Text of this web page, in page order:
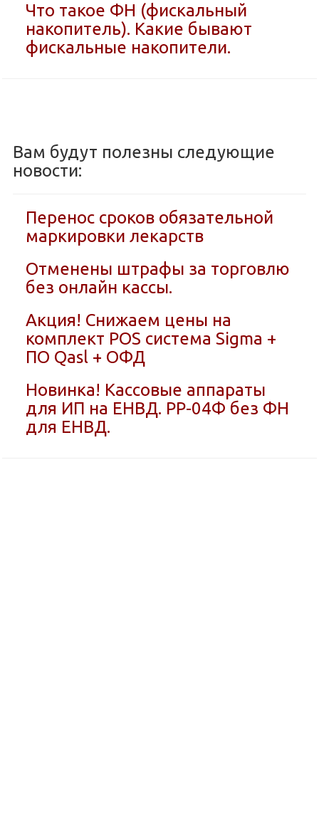
Что такое ФН (фискальный
накопитель). Какие бывают
фискальные накопители.
Вам будут полезны следующие
новости:
Перенос сроков обязательной
маркировки лекарств
Отменены штрафы за торговлю
без онлайн кассы.
Акция! Снижаем цены на
комплект POS система Sigma +
ПО Qasl + ОФД
Новинка! Кассовые аппараты
для ИП на ЕНВД. РР-04Ф без ФН
для ЕНВД.